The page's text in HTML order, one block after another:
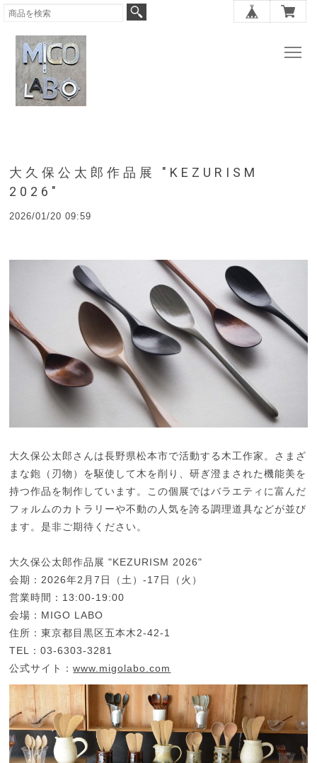
大久保公太郎作品展 "KEZURISM
2026"
2026/01/20 09:59
大久保公太郎さんは長野県松本市で活動する木工作家。さまざ
まな鉋（刃物）を駆使して木を削り、研ぎ澄まされた機能美を
持つ作品を制作しています。この個展ではバラエティに富んだ
フォルムのカトラリーや不動の人気を誇る調理道具などが並び
ます。是非ご期待ください。
大久保公太郎作品展 "KEZURISM 2026"
会期：2026年2月7日（土）-17日（火）
営業時間：13:00-19:00
会場：MIGO LABO
住所：東京都目黒区五本木2-42-1
TEL：03-6303-3281
公式サイト：www.migolabo.com